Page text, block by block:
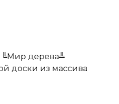
╚Мир дерева╩
доски из массива